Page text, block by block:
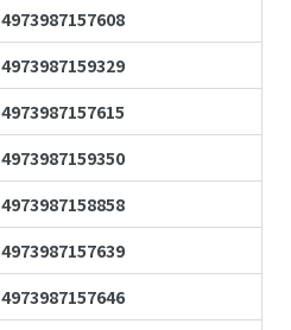
4973987157608
4973987159329
4973987157615
4973987159350
4973987158858
4973987157639
4973987157646